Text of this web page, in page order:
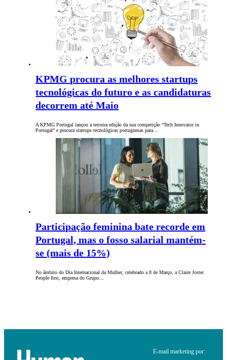
KPMG procura as melhores startups
tecnológicas do futuro e as candidaturas
decorrem até Maio
A KPMG Portugal lançou a terceira edição da sua competição “Tech Innovator in
Portugal” e procura startups tecnológicas portuguesas para…
Participação feminina bate recorde em
Portugal, mas o fosso salarial mantém-
se (mais de 15%)
No âmbito do Dia Internacional da Mulher, celebrado a 8 de Março, a Claire Joster
People first, empresa do Grupo…
E-mail marketing por: